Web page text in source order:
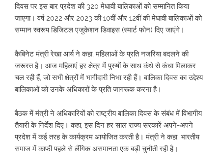
दिवस पर इस बार प्रदेश की 320 मेधावी बालिकाओं को सम्मानित किया
जाएगा। वर्ष 2022 और 2023 की 10वीं और 12वीं की मेधावी बालिकाओं को
सम्मान स्वरूप डिजिटल एजुकेशन डिवाइस (स्मार्ट फोन) दिए जाएंगे।
कैबिनेट मंत्री रेखा आर्य ने कहा, महिलाओं के प्रति नजरिया बदलने की
जरूरत है। आज महिलाएं हर क्षेत्र में पुरुषों के साथ कंधे से कंधा मिलाकर
चल रही हैं, जो सभी क्षेत्रों में भागीदारी निभा रही हैं। बालिका दिवस का उद्देश्य
बालिकाओं को उनके अधिकारों के प्रति जागरूक करना है।
बैठक में मंत्री ने अधिकारियों को राष्ट्रीय बालिका दिवस के संबंध में विभागीय
तैयारी के निर्देश दिए। कहा, इस दिन हर साल राज्य सरकारें अपने-अपने
प्रदेश में कई तरह के कार्यक्रम आयोजित करती है। मंत्री ने कहा, भारतीय
समाज में काफी पहले से लैंगिक असमानता एक बड़ी चुनौती रही है।